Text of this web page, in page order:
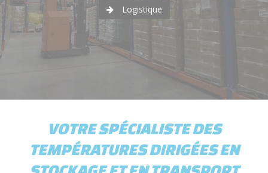
Logistique
VOTRE SPÉCIALISTE DES
TEMPÉRATURES DIRIGÉES EN